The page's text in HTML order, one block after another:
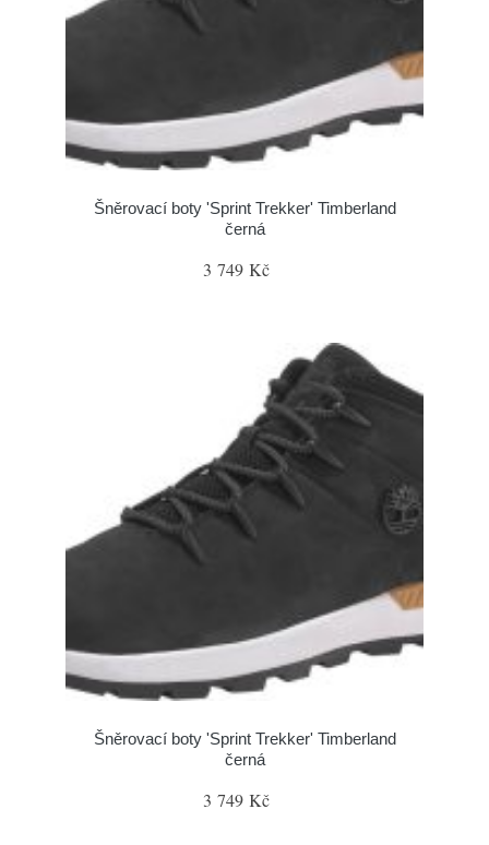
Šněrovací boty 'Sprint Trekker' Timberland
černá
3 749 Kč
Šněrovací boty 'Sprint Trekker' Timberland
černá
3 749 Kč